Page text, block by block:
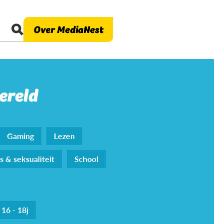
Over MediaNest
Gaming
Lezen
& seksualiteit
School
16 - 18j